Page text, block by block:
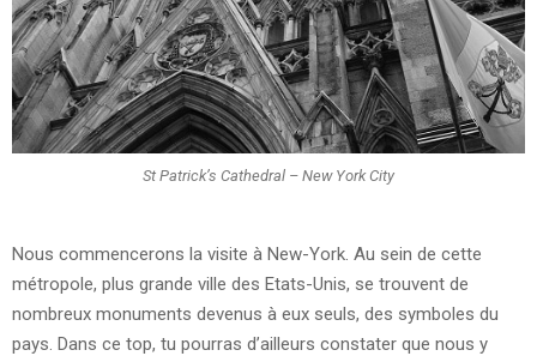
St Patrick’s Cathedral – New York City
Nous commencerons la visite à New-York. Au sein de cette
métropole, plus grande ville des Etats-Unis, se trouvent de
nombreux monuments devenus à eux seuls, des symboles du
pays. Dans ce top, tu pourras d’ailleurs constater que nous y